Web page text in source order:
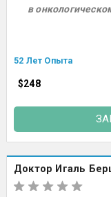
в
52 Лет Опыта
$248
Доктор Игаль